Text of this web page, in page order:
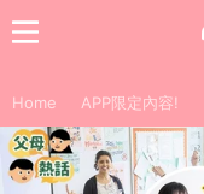
Home APP限定內容!